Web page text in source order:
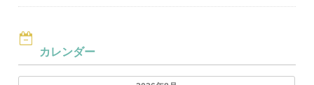
カレンダー